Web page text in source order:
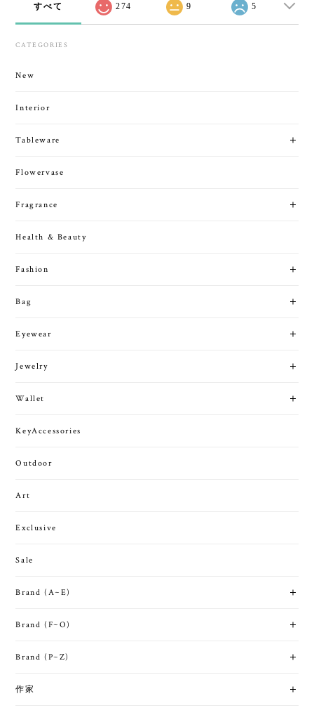
すべて 274 9 5
CATEGORIES
New
Interior
Tableware
Flowervase
Fragrance
Health & Beauty
Fashion
Bag
Eyewear
Jewelry
Wallet
KeyAccessories
Outdoor
Art
Exclusive
Sale
Brand (A~E)
Brand (F~O)
Brand (P~Z)
作家